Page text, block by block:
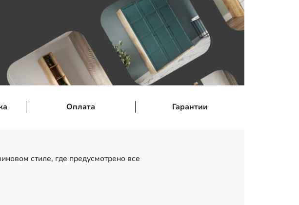
Оплата Гарантии
стиле, где предусмотрено все